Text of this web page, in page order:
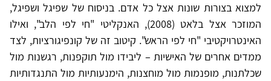
למצוא בצורות שונות אצל כל אדם. בניסוח של שפיגל ושפיגל,
המוזכר אצל בלאט (2008), האנקליטי "חי לפי הלב", ואילו
האינטרויקטיבי "חי לפי הראש". קיטוב זה של קונפיגורציות, לצד
ממדים אחרים של האישיות – ליבידו מול תוקפנות, רגשנות מול
שכלתנות, מופנמות מול מוחצנות, הימנעותיות מול התנגדותיות